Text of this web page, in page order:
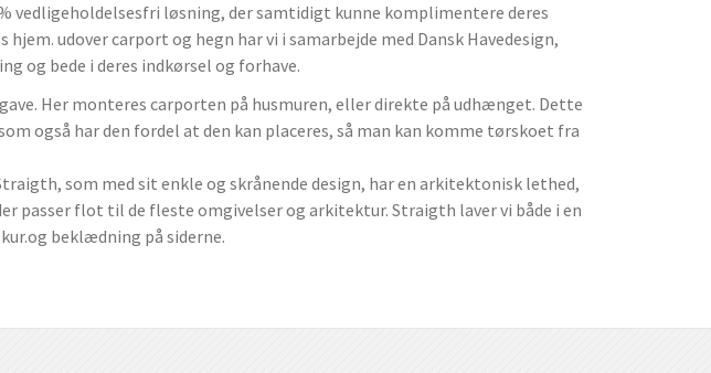
vedligeholdelsesfri løsning, der samtidigt kunne komplimentere deres
udover carport og hegn har vi i samarbejde med Dansk Havedesign,
og bede i deres indkørsel og forhave.
Her monteres carporten på husmuren, eller direkte på udhænget. Dette
også har den fordel at den kan placeres, så man kan komme tørskoet fra
som med sit enkle og skrånende design, har en arkitektonisk lethed,
passer flot til de fleste omgivelser og arkitektur. Straigth laver vi både i en
beklædning på siderne.